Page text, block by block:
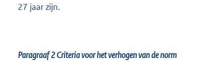
27 jaar zijn.
Paragraaf 2Criteria voor het verhogen van de norm